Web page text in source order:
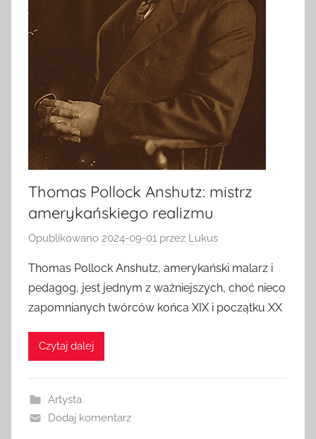
Thomas Pollock Anshutz: mistrz
amerykańskiego realizmu
Opublikowano 2024-09-01 przez Lukus
Thomas Pollock Anshutz, amerykański malarz i
pedagog, jest jednym z ważniejszych, choć nieco
zapomnianych twórców końca XIX i początku XX
Czytaj dalej
Artysta
Dodaj komentarz